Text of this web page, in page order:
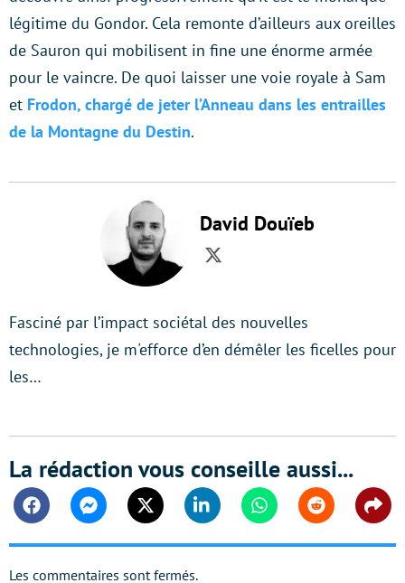
légitime du Gondor. Cela remonte d’ailleurs aux oreilles
de Sauron qui mobilisent in fine une énorme armée
pour le vaincre. De quoi laisser une voie royale à Sam
et Frodon, chargé de jeter l’Anneau dans les entrailles
de la Montagne du Destin.
David Douïeb
Twitter
Fasciné par l’impact sociétal des nouvelles
technologies, je m'efforce d’en démêler les ficelles pour
les…
La rédaction vous conseille aussi...
FacebookMessengerTwitter Linkedin WhatsappReddit
Les commentaires sont fermés.